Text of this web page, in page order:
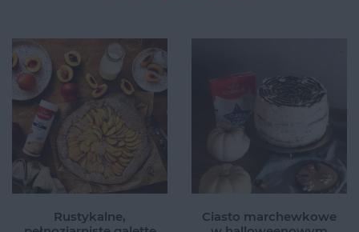
Rustykalne,
Ciasto marchewkowe